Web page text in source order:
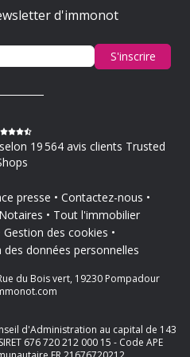
d'immonot
S'inscrire
19 564 avis clients Trusted
presse
Contactez-nous
Tout l'immobilier
Gestion des cookies
données personnelles
du Bois vert, 19230 Pompadour
d'Administration au capital de 143
676 720 212 000 15 - Code APE